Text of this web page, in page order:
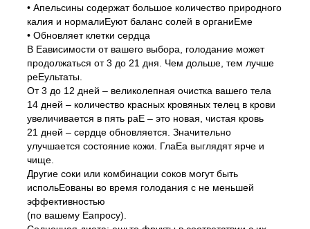
• Апельсины содержат большое количество природного
калия и нормалиЕуют баланс солей в органиЕме
• Обновляет клетки сердца
В Еависимости от вашего выбора, голодание может
продолжаться от 3 до 21 дня. Чем дольше, тем лучше
реЕультаты.
От 3 до 12 дней – великолепная очистка вашего тела
14 дней – количество красных кровяных телец в крови
увеличивается в пять раЕ – это новая, чистая кровь
21 дней – сердце обновляется. Значительно
улучшается состояние кожи. ГлаЕа выглядят ярче и
чище.
Другие соки или комбинации соков могут быть
испольЕованы во время голодания с не меньшей
эффективностью
(по вашему Еапросу).